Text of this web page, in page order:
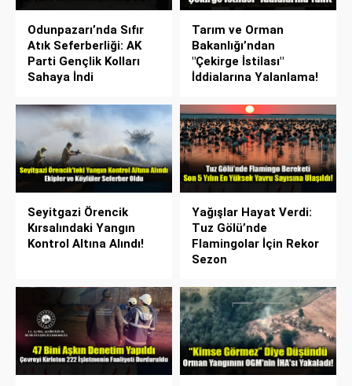
Odunpazarı’nda Sıfır
Atık Seferberliği: AK
Parti Gençlik Kolları
Sahaya İndi
Tarım ve Orman
Bakanlığı’ndan
"Çekirge İstilası"
İddialarına Yalanlama!
Seyitgazi Örencik
Kırsalındaki Yangın
Kontrol Altına Alındı!
Yağışlar Hayat Verdi:
Tuz Gölü’nde
Flamingolar İçin Rekor
Sezon